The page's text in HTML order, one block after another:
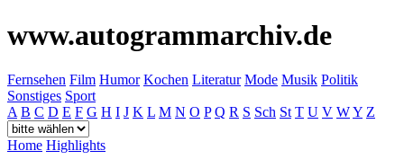
www.autogrammarchiv.de
Fernsehen Film Humor Kochen Literatur Mode Musik Politik
Sonstiges Sport
A B C D E F G H I J K L M N O P Q R S Sch St T U V WY Z
Home Highlights